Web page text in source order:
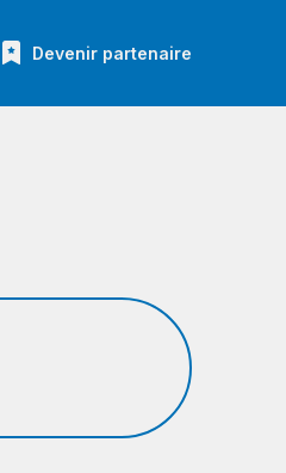
Devenir partenaire